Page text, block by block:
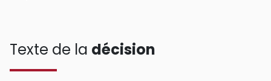
Texte de la décision